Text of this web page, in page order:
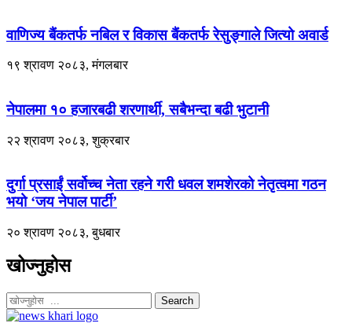
वाणिज्य बैंकतर्फ नबिल र विकास बैंकतर्फ रेसुङ्गाले जित्यो अवार्ड
१९ श्रावण २०८३, मंगलबार
नेपालमा १० हजारबढी शरणार्थी, सबैभन्दा बढी भुटानी
२२ श्रावण २०८३, शुक्रबार
दुर्गा प्रसाईं सर्वोच्च नेता रहने गरी धवल शमशेरको नेतृत्वमा गठन
भयो ‘जय नेपाल पार्टी’
२० श्रावण २०८३, बुधबार
खोज्नुहोस
Search